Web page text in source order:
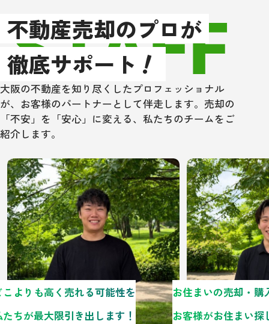
以上、もし大
辺で不動産売
住宅ローン取次
方は、是非一
ングさんにあた
い！
不動産売却のプロが
徹底サポート！
STAFF
大阪の不動産を知り尽くしたプロフェッショナル
が、お客様のパートナーとして伴走します。売却の
「不安」を「安心」に変える、私たちのチームをご
紹介します。
こよりも高く売れる可能性を
たちが最大限引き出します！